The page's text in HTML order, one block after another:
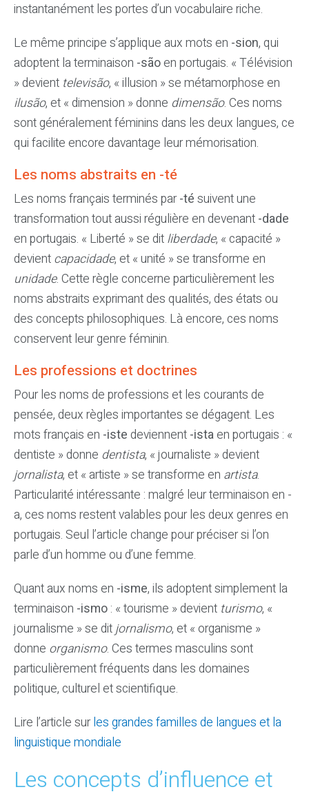
instantanément les portes d’un vocabulaire riche.
Le même principe s’applique aux mots en -sion, qui
adoptent la terminaison -sãoen portugais. « Télévision
» devient televisão, « illusion » se métamorphose en
ilusão, et « dimension » donne dimensão. Ces noms
sont généralement féminins dans les deux langues, ce
qui facilite encore davantage leur mémorisation.
Les noms abstraits en -té
Les noms français terminés par-té suivent une
transformation tout aussi régulière en devenant -dade
en portugais. « Liberté » se dit liberdade, « capacité »
devient capacidade, et « unité » se transforme en
unidade. Cette règle concerne particulièrement les
noms abstraits exprimant des qualités, des états ou
des concepts philosophiques. Là encore, ces noms
conservent leur genre féminin.
Les professions et doctrines
Pour les noms de professions et les courants de
pensée, deux règles importantes se dégagent. Les
mots français en -iste deviennent -istaen portugais : «
dentiste » donne dentista, « journaliste » devient
jornalista, et « artiste » se transforme en artista.
Particularité intéressante : malgré leur terminaison en -
a, ces noms restent valables pour les deux genres en
portugais. Seul l’article change pour préciser si l’on
parle d’un homme ou d’une femme.
Quant aux noms en -isme, ils adoptent simplement la
terminaison -ismo : « tourisme » devient turismo, «
journalisme » se dit jornalismo, et « organisme »
donne organismo. Ces termes masculins sont
particulièrement fréquents dans les domaines
politique, culturel et scientifique.
Lire l’article surles grandes familles de langues et la
linguistique mondiale
Les concepts d’influence et